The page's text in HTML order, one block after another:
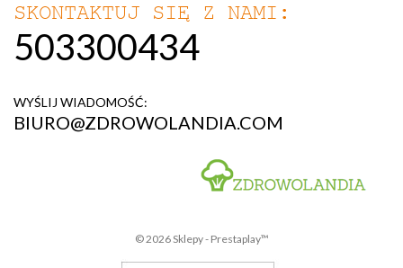
©2026Sklepy - Prestaplay™
SKONTAKTUJ SIĘ Z NAMI:
503300434
WYŚLIJ WIADOMOŚĆ:
BIURO@ZDROWOLANDIA.COM